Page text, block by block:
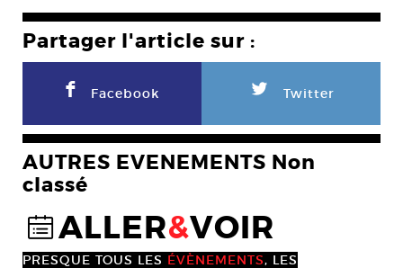
Partager l'article sur :
F Facebook L Twitter
AUTRES EVENEMENTS Non
classé
@ALLER&VOIR
PRESQUE TOUS LES ÉVÈNEMENTS, LES